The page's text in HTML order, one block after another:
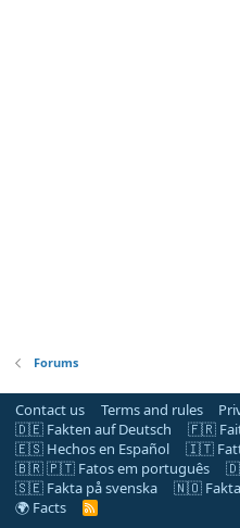
Forums
Contact us Terms and rules
🇩🇪 Fakten auf Deutsch
🇫🇷
🇪🇸 Hechos en Español
🇮🇹
🇧🇷 🇵🇹 Fatos em português
🇸🇪 Fakta på svenska
🇳🇴 Fakta
🌍 Facts
R